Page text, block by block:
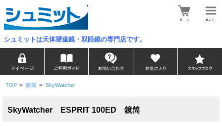
シュミットは天体望遠鏡・双眼鏡の専門店です。
TOP > 鏡筒 > SkyWatcher
SkyWatcher ESPRIT 100ED 鏡筒